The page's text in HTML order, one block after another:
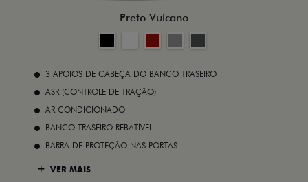
Preto Vulcano
3 APOIOS DE CABEÇA DO BANCO TRASEIRO
ASR (CONTROLE DE TRAÇÃO)
AR-CONDICIONADO
BANCO TRASEIRO REBATÍVEL
BARRA DE PROTEÇÃO NAS PORTAS
VER MAIS